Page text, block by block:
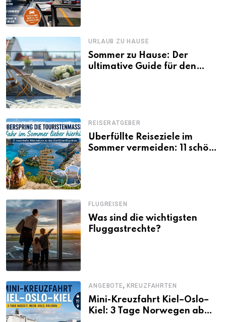
URLAUB ZU HAUSE
Sommer zu Hause: Der
ultimative Guide für den
REISERATGEBER
Überfüllte Reiseziele im
Sommer vermeiden: 11 schöne
FLUGREISEN
Was sind die wichtigsten
Fluggastrechte?
ANGEBOTE, KREUZFAHRTEN
Mini-Kreuzfahrt Kiel–Oslo–
Kiel: 3 Tage Norwegen ab